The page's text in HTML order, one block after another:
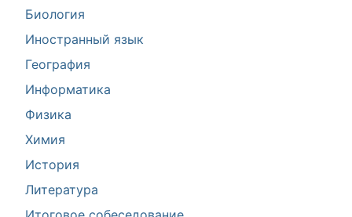
Биология
Иностранный язык
География
Информатика
Физика
Химия
История
Литература